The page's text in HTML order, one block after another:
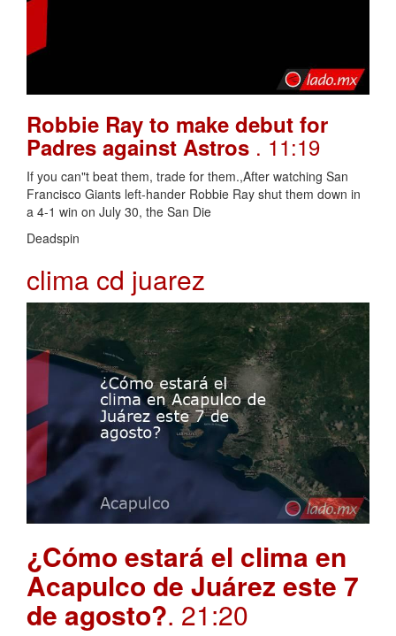
Robbie Ray to make debut for
Padres against Astros . 11:19
If you can"t beat them, trade for them.,After watching San
Francisco Giants left-hander Robbie Ray shut them down in
a 4-1 win on July 30, the San Die
Deadspin
clima cd juarez
¿Cómo estará el clima en
Acapulco de Juárez este 7
de agosto?. 21:20